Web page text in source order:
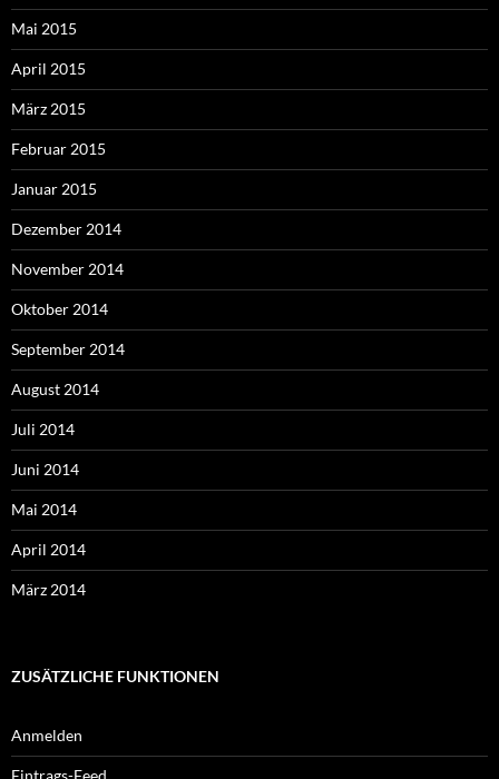
Mai 2015
April 2015
März 2015
Februar 2015
Januar 2015
Dezember 2014
November 2014
Oktober 2014
September 2014
August 2014
Juli 2014
Juni 2014
Mai 2014
April 2014
März 2014
ZUSÄTZLICHE FUNKTIONEN
Anmelden